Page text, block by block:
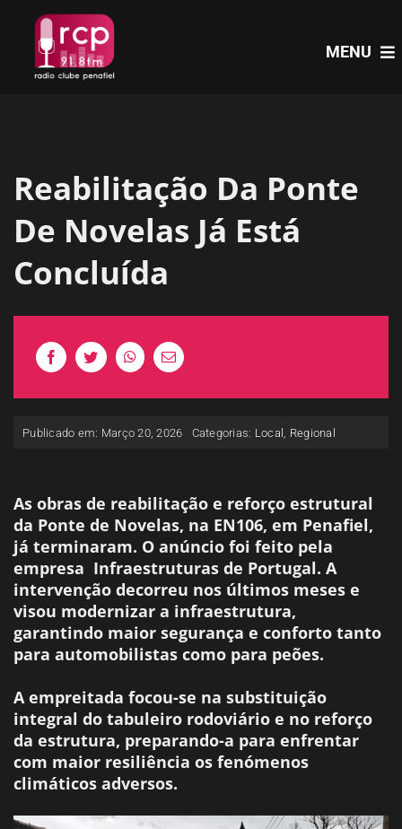
content
MENU
PROGRAMAS
CONTACTOS
OUVIR
Reabilitação Da Ponte
De Novelas Já Está
Concluída
Publicado em: Março 20, 2026 Categorias: Local Regional
As obras de reabilitação e reforço estrutural
da Ponte de Novelas, na EN106, em Penafiel,
já terminaram. O anúncio foi feito pela
empresa Infraestruturas de Portugal. A
intervenção decorreu nos últimos meses e
visou modernizar a infraestrutura,
garantindo maior segurança e conforto tanto
para automobilistas como para peões.
A empreitada focou-se na substituição
integral do tabuleiro rodoviário e no reforço
da estrutura, preparando-a para enfrentar
com maior resiliência os fenómenos
climáticos adversos.